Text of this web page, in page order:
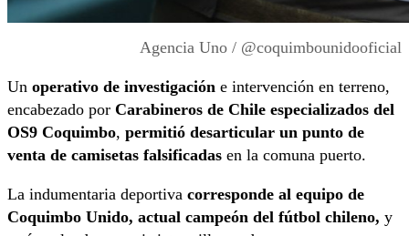
Agencia Uno / @coquimbounidooficial
Un operativo de investigación e intervención en terreno,
encabezado por Carabineros de Chile especializados del
OS9 Coquimbo, permitió desarticular un punto de
venta de camisetas falsificadas en la comuna puerto.
La indumentaria deportiva corresponde al equipo de
Coquimbo Unido, actual campeón del fútbol chileno, y